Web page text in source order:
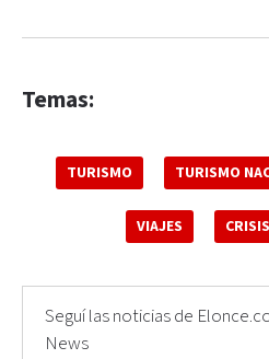
Temas:
TURISMO TURISMO
VIAJES CRISIS
Seguí las noticias de
News